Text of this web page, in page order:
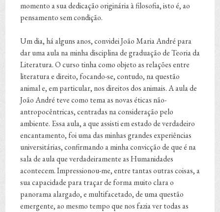
momento a sua dedicação originária à filosofia, isto é, ao
pensamento sem condição.
Um dia, há alguns anos, convidei João Maria André para
dar uma aula na minha disciplina de graduação de Teoria da
Literatura. O curso tinha como objeto as relações entre
literatura e direito, focando-se, contudo, na questão
animal e, em particular, nos direitos dos animais. A aula de
João André teve como tema as novas éticas não-
antropocêntricas, centradas na consideração pelo
ambiente. Essa aula, a que assisti em estado de verdadeiro
encantamento, foi uma das minhas grandes experiências
universitárias, confirmando a minha convicção de que é na
sala de aula que verdadeiramente as Humanidades
acontecem. Impressionou-me, entre tantas outras coisas, a
sua capacidade para traçar de forma muito clara o
panorama alargado, e multifacetado, de uma questão
emergente, ao mesmo tempo que nos fazia ver todas as